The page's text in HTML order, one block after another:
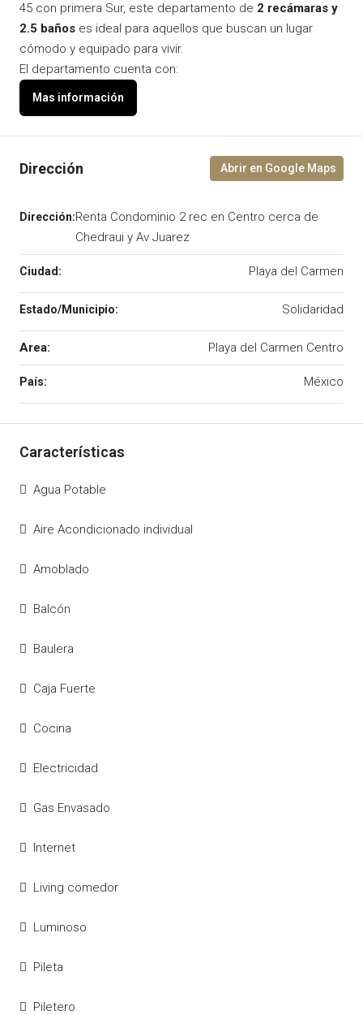
45 con primera Sur, este departamento de 2 recámaras y
2.5 baños es ideal para aquellos que buscan un lugar
cómodo y equipado para vivir.
El departamento cuenta con:
Renta Condominio 2 rec en Centro cerca de
Chedraui y Av Juarez
Playa del Carmen
Solidaridad
Area: Playa del Carmen Centro
México
Agua Potable
Aire Acondicionado individual
Amoblado
Balcón
Baulera
Caja Fuerte
Cocina
Electricidad
Gas Envasado
Internet
Living comedor
Luminoso
Pileta
Piletero